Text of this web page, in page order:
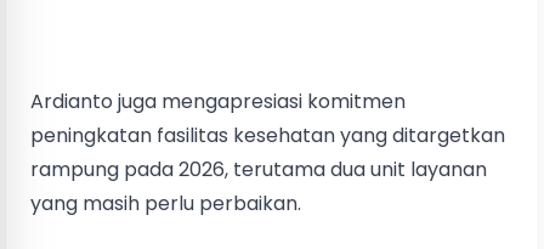
Ardianto juga mengapresiasi komitmen
peningkatan fasilitas kesehatan yang ditargetkan
rampung pada 2026, terutama dua unit layanan
yang masih perlu perbaikan.